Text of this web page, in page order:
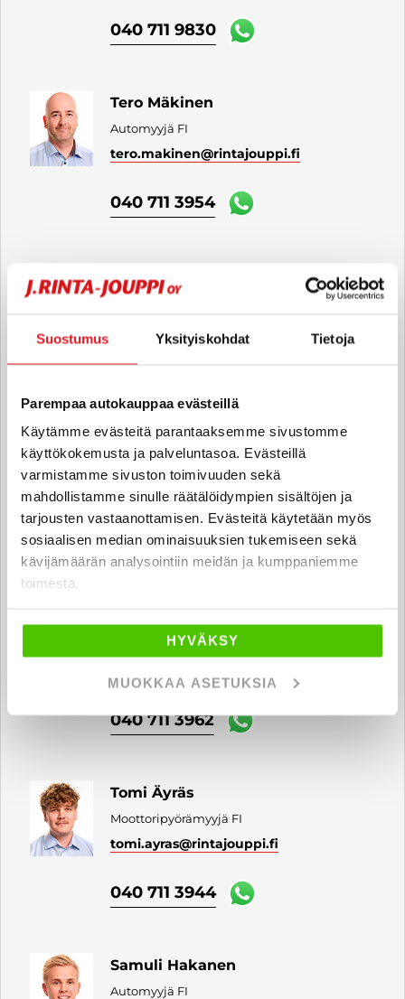
Suostumus Yksityiskohdat Tietoja
Parempaa autokauppaa evästeillä
Käytämme evästeitä parantaaksemme sivustomme
käyttökokemusta ja palveluntasoa. Evästeillä
varmistamme sivuston toimivuuden sekä
mahdollistamme sinulle räätälöidympien sisältöjen ja
tarjousten vastaanottamisen. Evästeitä käytetään myös
sosiaalisen median ominaisuuksien tukemiseen sekä
kävijämäärän analysointiin meidän ja kumppaniemme
toimesta.
HYVÄKSY
MUOKKAA ASETUKSIA
040 711 9830
Tero Mäkinen
Automyyjä FI
tero.makinen@rintajouppi.fi
040 711 3954
Miro Auvinen
Automyyjä
miro.auvinen@rintajouppi.fi
040 711 9834
Automyyjä FI | EN
040 711 3962
Tomi Äyräs
Moottoripyörämyyjä FI
tomi.ayras@rintajouppi.fi
040 711 3944
Samuli Hakanen
Automyyjä FI